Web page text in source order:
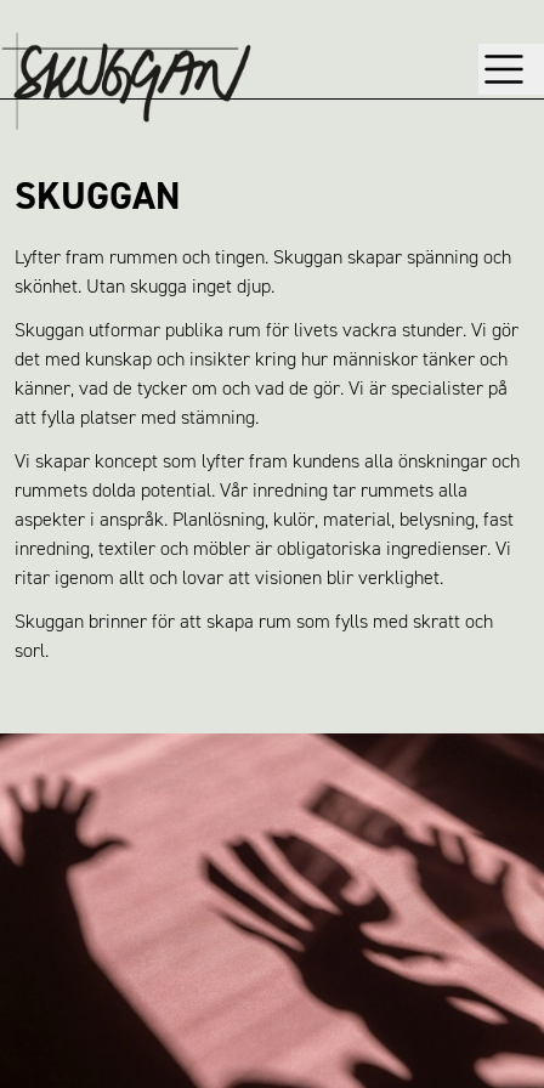
SKUGGAN
Lyfter fram rummen och tingen. Skuggan skapar spänning och
skönhet. Utan skugga inget djup.
Skuggan utformar publika rum för livets vackra stunder. Vi gör
det med kunskap och insikter kring hur människor tänker och
känner, vad de tycker om och vad de gör. Vi är specialister på
att fylla platser med stämning.
Vi skapar koncept som lyfter fram kundens alla önskningar och
rummets dolda potential. Vår inredning tar rummets alla
aspekter i anspråk. Planlösning, kulör, material, belysning, fast
inredning, textiler och möbler är obligatoriska ingredienser. Vi
ritar igenom allt och lovar att visionen blir verklighet.
Skuggan brinner för att skapa rum som fylls med skratt och
sorl.